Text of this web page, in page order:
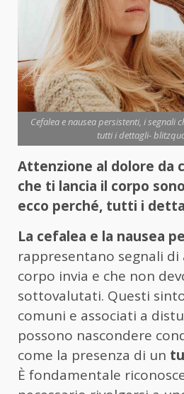
Cefalea e nausea persistenti, i segnali
tutti i dettagli-
Attenzione al dolore da
che ti lancia il corpo
ecco perché, tutti i
La cefalea e la nausea
rappresentano segnali di
corpo invia e che non
sottovalutati. Questi
comuni e associati a
possono nascondere
come la presenza di un
È fondamentale